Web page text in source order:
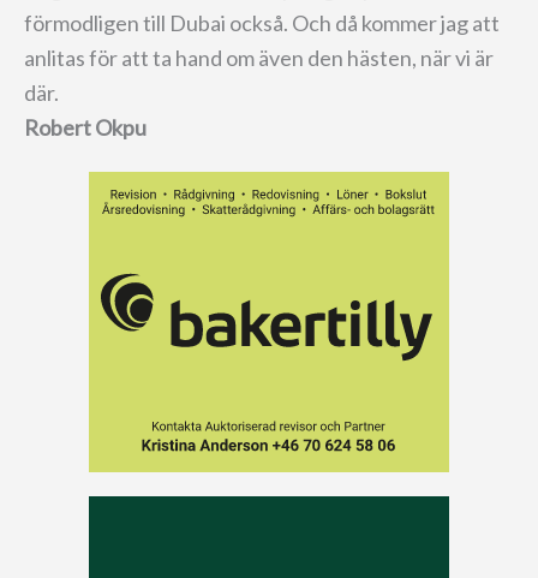
förmodligen till Dubai också. Och då kommer jag att
anlitas för att ta hand om även den hästen, när vi är
där.
Robert Okpu